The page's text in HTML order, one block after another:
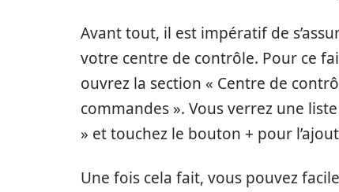
Avant tout, il est impératif de
votre centre de contrôle. Pour ce
ouvrez la section « Centre de
commandes ». Vous verrez une
» et touchez le bouton + pour
Une fois cela fait, vous pouvez